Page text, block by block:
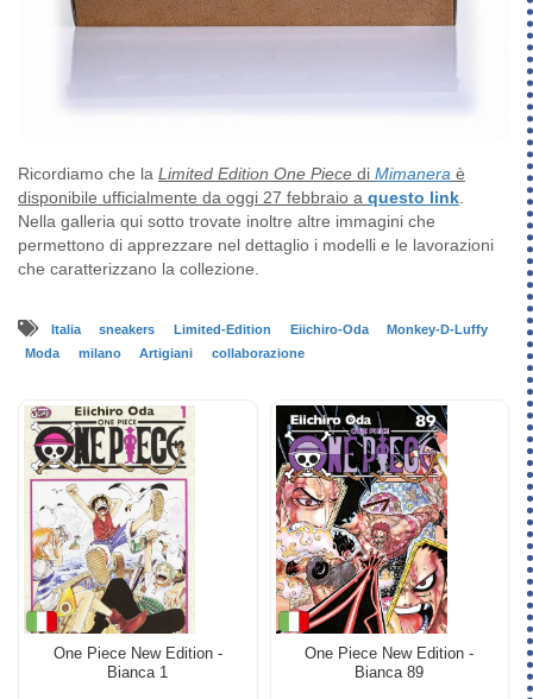
Ricordiamo che la Limited Edition One Piece di Mimanera è
disponibile ufficialmente da oggi 27 febbraio a questo link.
Nella galleria qui sotto trovate inoltre altre immagini che
permettono di apprezzare nel dettaglio i modelli e le lavorazioni
che caratterizzano la collezione.
Italia sneakers Limited-Edition Eiichiro-Oda
Monkey-D-Luffy
Moda
milano Artigiani collaborazione
One Piece New Edition -
Bianca 1
One Piece New Edition -
Bianca 89